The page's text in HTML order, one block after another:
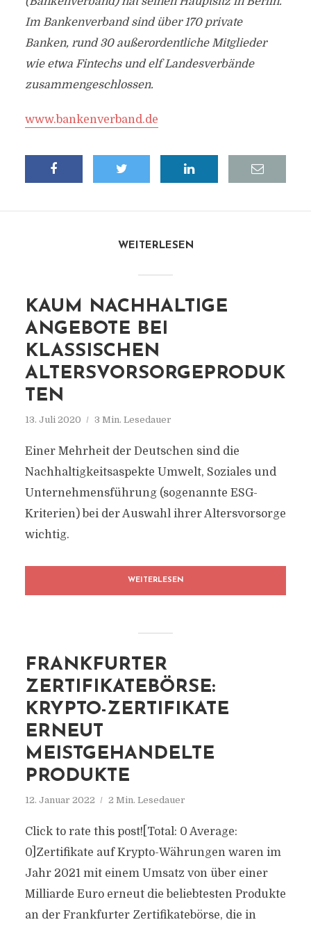
Im Bankenverband sind über 170 private
Banken, rund 30 außerordentliche Mitglieder
wie etwa Fintechs und elf Landesverbände
zusammengeschlossen.
www.bankenverband.de
WEITERLESEN
KAUM NACHHALTIGE
ANGEBOTE BEI
KLASSISCHEN
ALTERSVORSORGEPRODUK
TEN
13. Juli 2020 3 Min. Lesedauer
Einer Mehrheit der Deutschen sind die
Nachhaltigkeitsaspekte Umwelt, Soziales und
Unternehmensführung (sogenannte ESG-
Kriterien) bei der Auswahl ihrer Altersvorsorge
wichtig.
WEITERLESEN
FRANKFURTER
ZERTIFIKATEBÖRSE:
KRYPTO-ZERTIFIKATE
ERNEUT
MEISTGEHANDELTE
PRODUKTE
12. Januar 2022 2 Min. Lesedauer
Click to rate this post![Total: 0 Average:
0]Zertifikate auf Krypto-Währungen waren im
Jahr 2021 mit einem Umsatz von über einer
Milliarde Euro erneut die beliebtesten Produkte
an der Frankfurter Zertifikatebörse, die in